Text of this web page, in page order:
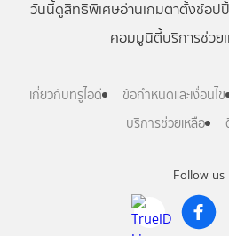
Follow us
วันนี้ดูสิทธิพิเศษอ่านเกมตาตั้งช้อป
คอมมูนิตี้บริการช่วย
เกี่ยวกับทรูไอดี ข้อกำหนดและเงื่อนไข
บริการช่วยเหลือ